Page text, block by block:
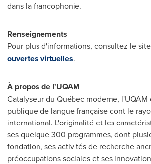
dans la francophonie.
Renseignements
Pour plus d'informations, consultez le
ouvertes virtuelles.
À propos de l'UQAM
Catalyseur du Québec moderne,
publique de langue française dont le
international. L'originalité et les
ses quelque 300 programmes, dont
fondation, ses activités de recherche
préoccupations sociales et ses